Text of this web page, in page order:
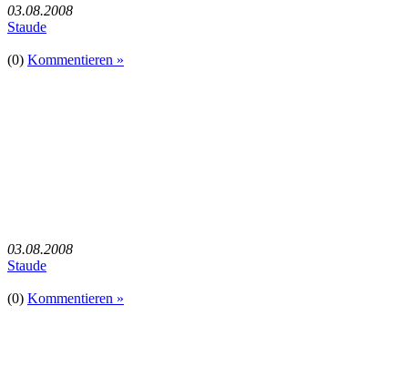
03.08.2008
Staude
(0) Kommentieren »
03.08.2008
Staude
(0) Kommentieren »